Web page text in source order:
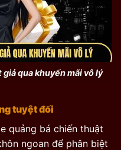
qua khuyến mãi vô lý
tuyệt đối
quảng bá chiến thuật
ngoan để phân biệt